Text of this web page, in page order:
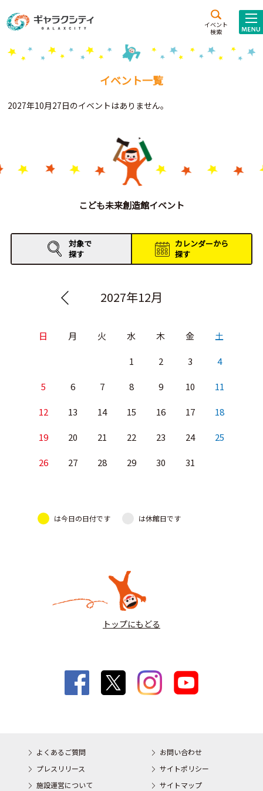
イベント
検索
施設案内
こども
西新井
施設･
Gがくえん
お知らせ
イベントレポート
イベント一覧
2027年10月27日のイベントはありません。
こども未来創造館イベント
対象で
探す
カレンダーから
探す
2027年12月
日 月 火 水 木 金 土
1 2 3 4
5 6 7 8 9 10 11
12 13 14 15 16 17 18
19 20 21 22 23 24 25
26 27 28 29 30 31
は今日の日付です は休館日です
トップにもどる
よくあるご質問
お問い合わせ
プレスリリース
サイトポリシー
施設運営について
サイトマップ